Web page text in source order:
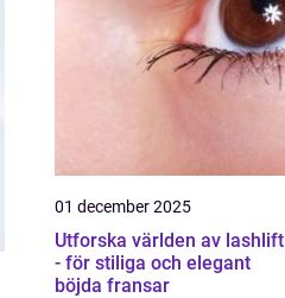
01 december 2025
Utforska världen av lashlift
- för stiliga och elegant
böjda fransar